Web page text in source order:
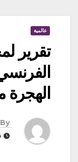
عالمية
تقرير
الهجرة
By